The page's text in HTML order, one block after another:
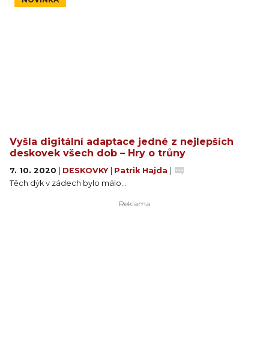
Vyšla digitální adaptace jedné z nejlepších
deskovek všech dob – Hry o trůny
7. 10. 2020 DESKOVKY Patrik Hajda
Těch dýk v zádech bylo málo…